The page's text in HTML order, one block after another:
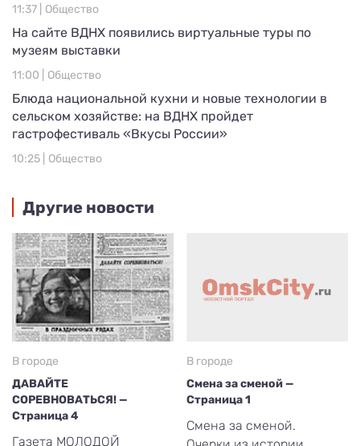
11:37 | Общество
На сайте ВДНХ появились виртуальные туры по
музеям выставки
11:00 | Общество
Блюда национальной кухни и новые технологии в
сельском хозяйстве: на ВДНХ пройдет
гастрофестиваль «Вкусы России»
10:25 | Общество
Другие новости
В городе
ДАВАЙТЕ
СОРЕВНОВАТЬСЯ! —
Страница 4
Газета МОЛОДОЙ
В городе
Смена за сменой —
Страница 1
Смена за сменой.